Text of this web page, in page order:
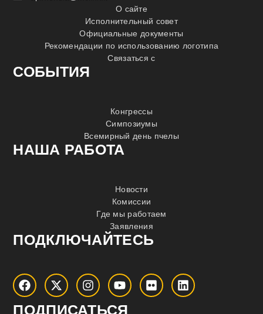
О сайте
Исполнительный совет
Официальные документы
Рекомендации по использованию логотипа
Связаться с
СОБЫТИЯ
Конгрессы
Симпозиумы
Всемирный день пчелы
НАША РАБОТА
Новости
Комиссии
Где мы работаем
Заявления
ПОДКЛЮЧАЙТЕСЬ
ПОДПИСАТЬСЯ